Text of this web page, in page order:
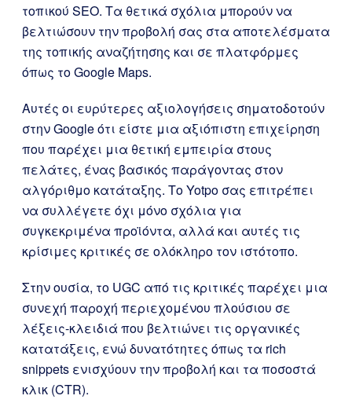
τοπικού SEO. Τα θετικά σχόλια μπορούν να
βελτιώσουν την προβολή σας στα αποτελέσματα
της τοπικής αναζήτησης και σε πλατφόρμες
όπως το Google Maps.
Αυτές οι ευρύτερες αξιολογήσεις σηματοδοτούν
στην Google ότι είστε μια αξιόπιστη επιχείρηση
που παρέχει μια θετική εμπειρία στους
πελάτες, ένας βασικός παράγοντας στον
αλγόριθμο κατάταξης. Το Yotpo σας επιτρέπει
να συλλέγετε όχι μόνο σχόλια για
συγκεκριμένα προϊόντα, αλλά και αυτές τις
κρίσιμες κριτικές σε ολόκληρο τον ιστότοπο.
Στην ουσία, το UGC από τις κριτικές παρέχει μια
συνεχή παροχή περιεχομένου πλούσιου σε
λέξεις-κλειδιά που βελτιώνει τις οργανικές
κατατάξεις, ενώ δυνατότητες όπως τα rich
snippets ενισχύουν την προβολή και τα ποσοστά
κλικ (CTR).